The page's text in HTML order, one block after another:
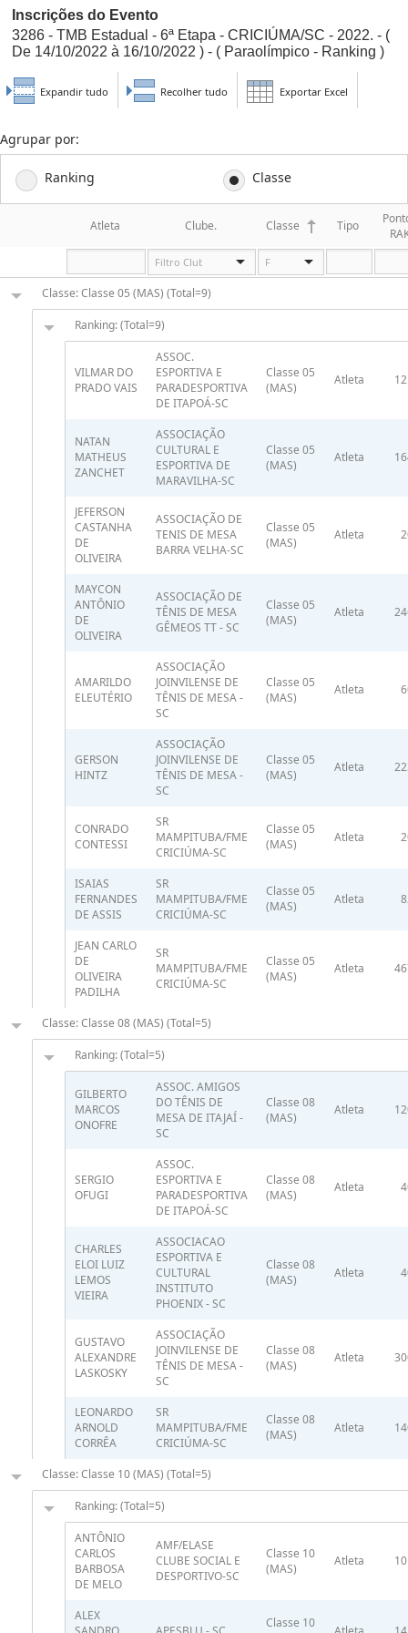
Inscrições do Evento
3286 - TMB Estadual - 6ª Etapa - CRICIÚMA/SC - 2022. - (
De 14/10/2022 à 16/10/2022 ) - ( Paraolímpico - Ranking )
Expandir tudo Recolher tudo Exportar Excel
Agrupar por:
Ranking Classe
Atleta Clube. Classe Tipo
Classe: Classe 05 (MAS) (Total=9)
Ranking: (Total=9)
VILMAR DO
PRADO VAIS
ASSOC.
ESPORTIVA E
PARADESPORTIVA
DE ITAPOÁ-SC
Classe 05
(MAS)
Atleta
NATAN
MATHEUS
ZANCHET
ASSOCIAÇÃO
CULTURAL E
ESPORTIVA DE
MARAVILHA-SC
Classe 05
(MAS)
Atleta
JEFERSON
CASTANHA
DE
OLIVEIRA
ASSOCIAÇÃO DE
TENIS DE MESA
BARRA VELHA-SC
Classe 05
(MAS)
Atleta
MAYCON
ANTÔNIO
DE
OLIVEIRA
ASSOCIAÇÃO DE
TÊNIS DE MESA
GÊMEOS TT - SC
Classe 05
(MAS)
Atleta
AMARILDO
ELEUTÉRIO
ASSOCIAÇÃO
JOINVILENSE DE
TÊNIS DE MESA -
SC
Classe 05
(MAS)
Atleta
GERSON
HINTZ
ASSOCIAÇÃO
JOINVILENSE DE
TÊNIS DE MESA -
SC
Classe 05
(MAS)
Atleta
CONRADO
CONTESSI
SR
MAMPITUBA/FME
CRICIÚMA-SC
Classe 05
(MAS)
Atleta
ISAIAS
FERNANDES
DE ASSIS
SR
MAMPITUBA/FME
CRICIÚMA-SC
Classe 05
(MAS)
Atleta
JEAN CARLO
DE
OLIVEIRA
PADILHA
SR
MAMPITUBA/FME
CRICIÚMA-SC
Classe 05
(MAS)
Atleta
Classe: Classe 08 (MAS) (Total=5)
Ranking: (Total=5)
GILBERTO
MARCOS
ONOFRE
ASSOC. AMIGOS
DO TÊNIS DE
MESA DE ITAJAÍ -
SC
Classe 08
(MAS)
Atleta
SERGIO
OFUGI
ASSOC.
ESPORTIVA E
PARADESPORTIVA
DE ITAPOÁ-SC
Classe 08
(MAS)
Atleta
CHARLES
ELOI LUIZ
LEMOS
VIEIRA
ASSOCIACAO
ESPORTIVA E
CULTURAL
INSTITUTO
PHOENIX - SC
Classe 08
(MAS)
Atleta
GUSTAVO
ALEXANDRE
LASKOSKY
ASSOCIAÇÃO
JOINVILENSE DE
TÊNIS DE MESA -
SC
Classe 08
(MAS)
Atleta
LEONARDO
ARNOLD
CORRÊA
SR
MAMPITUBA/FME
CRICIÚMA-SC
Classe 08
(MAS)
Atleta
Classe: Classe 10 (MAS) (Total=5)
Ranking: (Total=5)
ANTÔNIO
CARLOS
BARBOSA
DE MELO
AMF/ELASE
CLUBE SOCIAL E
DESPORTIVO-SC
Classe 10
(MAS)
Atleta
ALEX
Classe 10